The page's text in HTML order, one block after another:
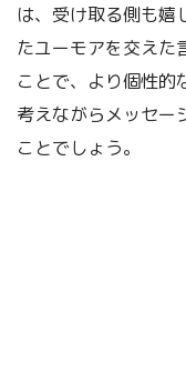
は、受け取る側も嬉
たユーモアを交えた
ことで、より個性的
考えながらメッセー
ことでしょう。